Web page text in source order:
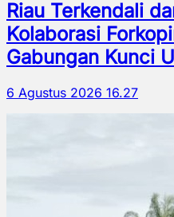
Riau Terkendali
Kolaborasi
Gabungan Kunci
6 Agustus 2026 16.27